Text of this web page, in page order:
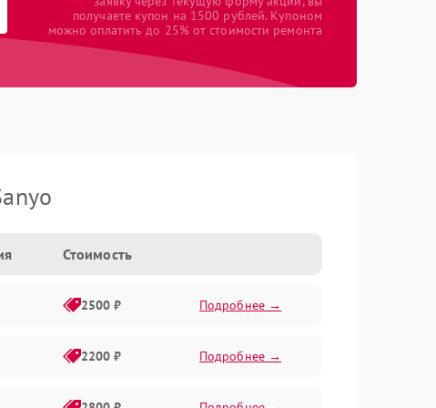
получаете купон на 1500 рублей. Купоном
можно оплатить до 25% от стоимости ремонта
Стоимость
2500 ₽ Подробнее →
2200 ₽ Подробнее →